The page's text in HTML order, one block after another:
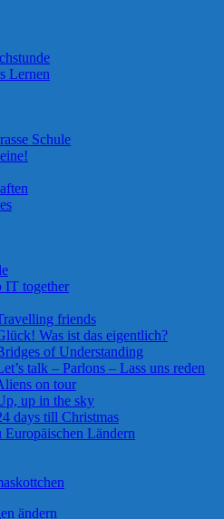
Lernen
Schule
IT together
friends
Was ist das eigentlich?
of Understanding
talk – Parlons – Lass uns reden
on tour
up in the sky
days till Christmas
Europäischen Ländern
ändern